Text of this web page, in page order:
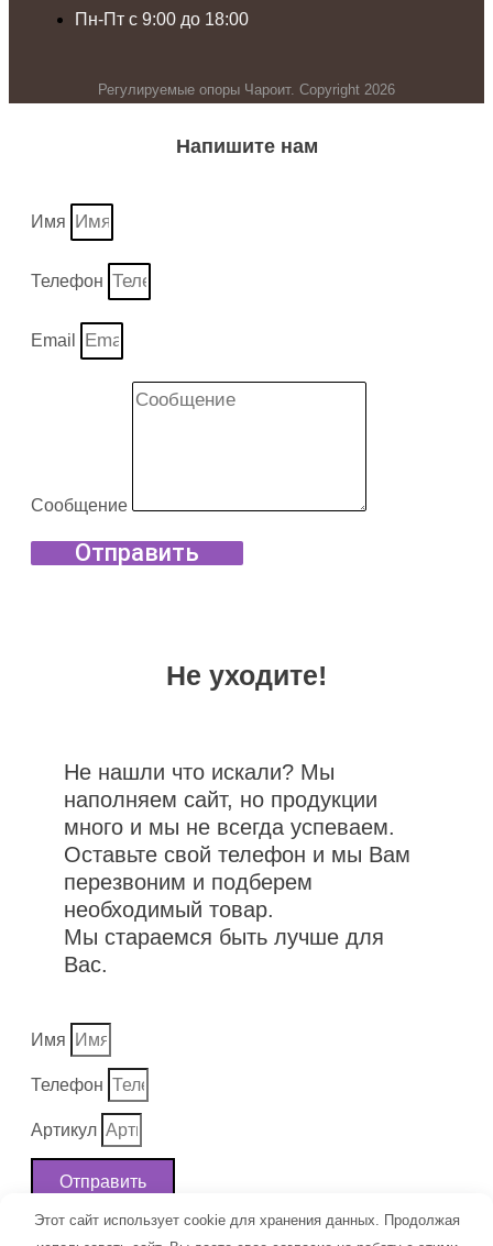
Пн-Пт с 9:00 до 18:00
Регулируемые опоры Чароит. Copyright 2026
Напишите нам
Имя
Телефон
Email
Сообщение
Отправить
Не уходите!
Не нашли что искали? Мы
наполняем сайт, но продукции
много и мы не всегда успеваем.
Оставьте свой телефон и мы Вам
перезвоним и подберем
необходимый товар.
Мы стараемся быть лучше для
Вас.
Имя
Телефон
Артикул
Отправить
Этот сайт использует cookie для хранения данных. Продолжая